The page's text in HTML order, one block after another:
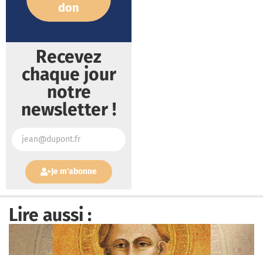
don
Recevez
chaque jour
notre
newsletter !
Je m'abonne
Lire aussi :